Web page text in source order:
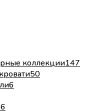
коллекции147
50
6